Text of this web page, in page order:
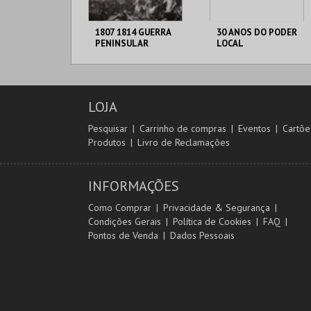
1807 1814 GUERRA
PENINSULAR
C. M. TORRES
COMPRAR
30 ANOS DO PODER
LOCAL
C. M. TORRES
LOJA
Pesquisar Carrinho de compras Eventos
Produtos
Livro de Reclamações
INFORMAÇÕES
Como Comprar
Privacidade & Segurança
Condições Gerais
Política de Cookies
FAQ
Pontos de Venda
Dados Pessoais